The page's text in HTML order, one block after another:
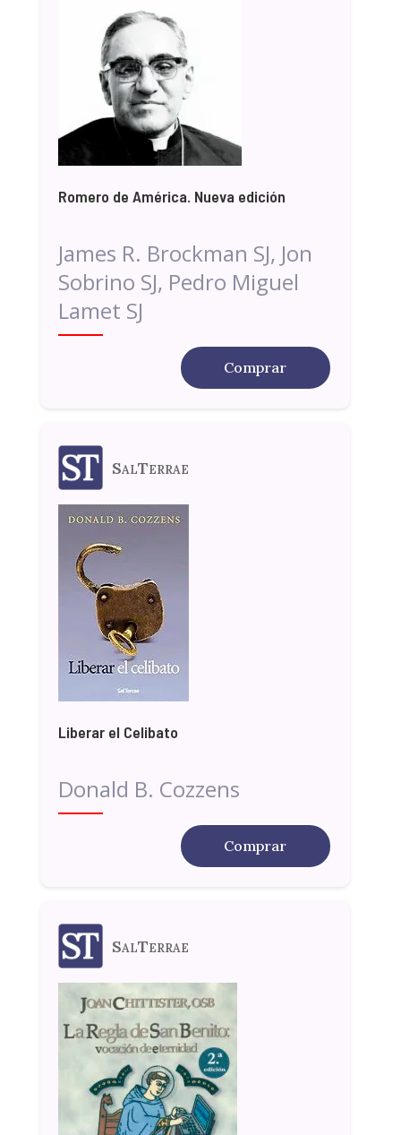
Romero de América. Nueva edición
James R. Brockman SJ, Jon
Sobrino SJ, Pedro Miguel
Lamet SJ
Comprar
SalTerrae
Liberar el Celibato
Donald B. Cozzens
Comprar
SalTerrae